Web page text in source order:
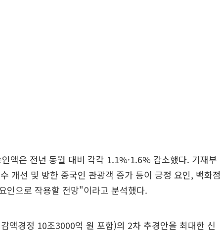
액은 전년 동월 대비 각각 1.1%·1.6% 감소했다. 기재부
개선 및 방한 중국인 관광객 증가 등이 긍정 요인, 백화점
인으로 작용할 전망"이라고 분석했다.
액경정 10조3000억 원 포함)의 2차 추경안을 최대한 신